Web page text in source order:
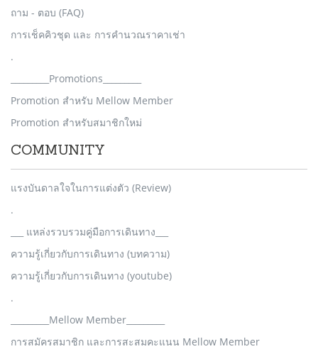
ถาม - ตอบ (FAQ)
การเช็คคิวชุด และ การคำนวณราคาเช่า
.
_________Promotions_________
Promotion สำหรับ Mellow Member
Promotion สำหรับสมาชิกใหม่
COMMUNITY
แรงบันดาลใจในการแต่งตัว (Review)
.
___ แหล่งรวบรวมคู่มือการเดินทาง___
ความรู้เกี่ยวกับการเดินทาง (บทความ)
ความรู้เกี่ยวกับการเดินทาง (youtube)
.
_________Mellow Member_________
การสมัครสมาชิก และการสะสมคะแนน Mellow Member